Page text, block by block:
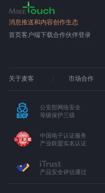
消息推送和内容创作生态
首页客户端下载合作伙伴登录
关于麦客 市场合作
公安部网络安全
等级保护三级
中国电子认证服务
产业联盟实名认证
产品安全评估通过